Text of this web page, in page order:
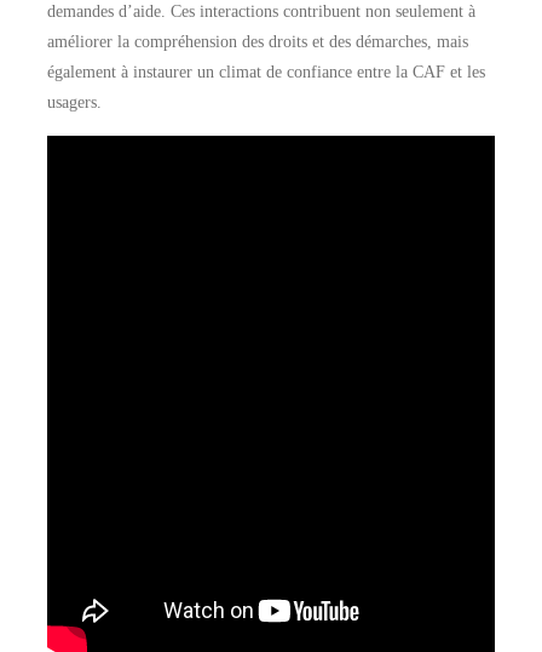
demandes d’aide. Ces interactions contribuent non seulement à
améliorer la compréhension des droits et des démarches, mais
également à instaurer un climat de confiance entre la CAF et les
usagers.